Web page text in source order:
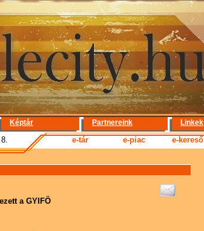
Képtár Partnereink Linkek
e-tár e-piac e-kereső
a GYIFÖ